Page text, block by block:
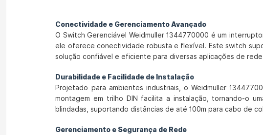
Conectividade e Gerenciamento Avançado
O Switch Gerenciável Weidmuller 1344770000 é um
ele oferece conectividade robusta e flexível. Este switch
solução confiável e eficiente para diversas aplicações de
Durabilidade e Facilidade de Instalação
Projetado para ambientes industriais, o Weidmuller
montagem em trilho DIN facilita a instalação, tornando-o
blindadas, suportando distâncias de até 100m para cabo de
Gerenciamento e Segurança de Rede